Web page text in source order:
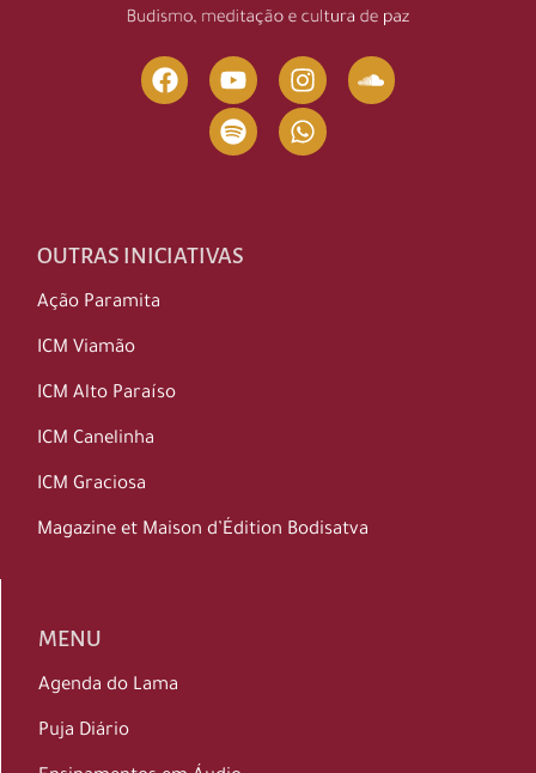
OUTRAS INICIATIVAS
Ação Paramita
ICM Viamão
ICM Alto Paraíso
ICM Canelinha
ICM Graciosa
Magazine et Maison d’Édition Bodisatva
MENU
Agenda do Lama
Puja Diário